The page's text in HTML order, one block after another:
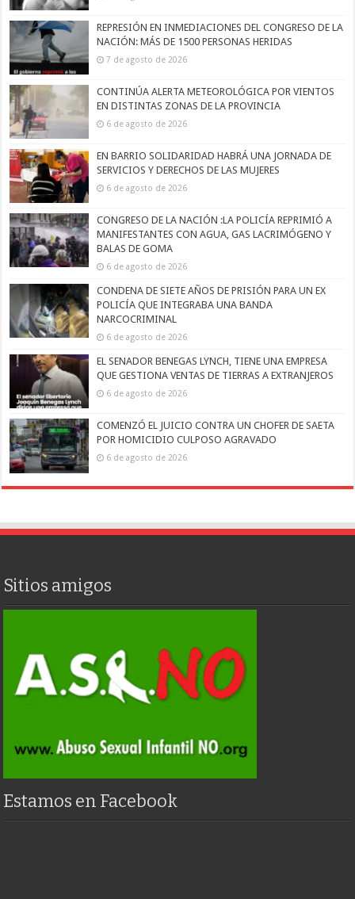
REPRESIÓN EN INMEDIACIONES DEL CONGRESO DE LA
NACIÓN: MÁS DE 1500 PERSONAS HERIDAS
7 de agosto de 2026
CONTINÚA ALERTA METEOROLÓGICA POR VIENTOS
EN DISTINTAS ZONAS DE LA PROVINCIA
6 de agosto de 2026
EN BARRIO SOLIDARIDAD HABRÁ UNA JORNADA DE
SERVICIOS Y DERECHOS DE LAS MUJERES
6 de agosto de 2026
CONGRESO DE LA NACIÓN :LA POLICÍA REPRIMIÓ A
MANIFESTANTES CON AGUA, GAS LACRIMÓGENO Y
BALAS DE GOMA
6 de agosto de 2026
CONDENA DE SIETE AÑOS DE PRISIÓN PARA UN EX
POLICÍA QUE INTEGRABA UNA BANDA
NARCOCRIMINAL
6 de agosto de 2026
EL SENADOR BENEGAS LYNCH, TIENE UNA EMPRESA
QUE GESTIONA VENTAS DE TIERRAS A EXTRANJEROS
6 de agosto de 2026
COMENZÓ EL JUICIO CONTRA UN CHOFER DE SAETA
POR HOMICIDIO CULPOSO AGRAVADO
6 de agosto de 2026
Sitios amigos
Estamos en Facebook